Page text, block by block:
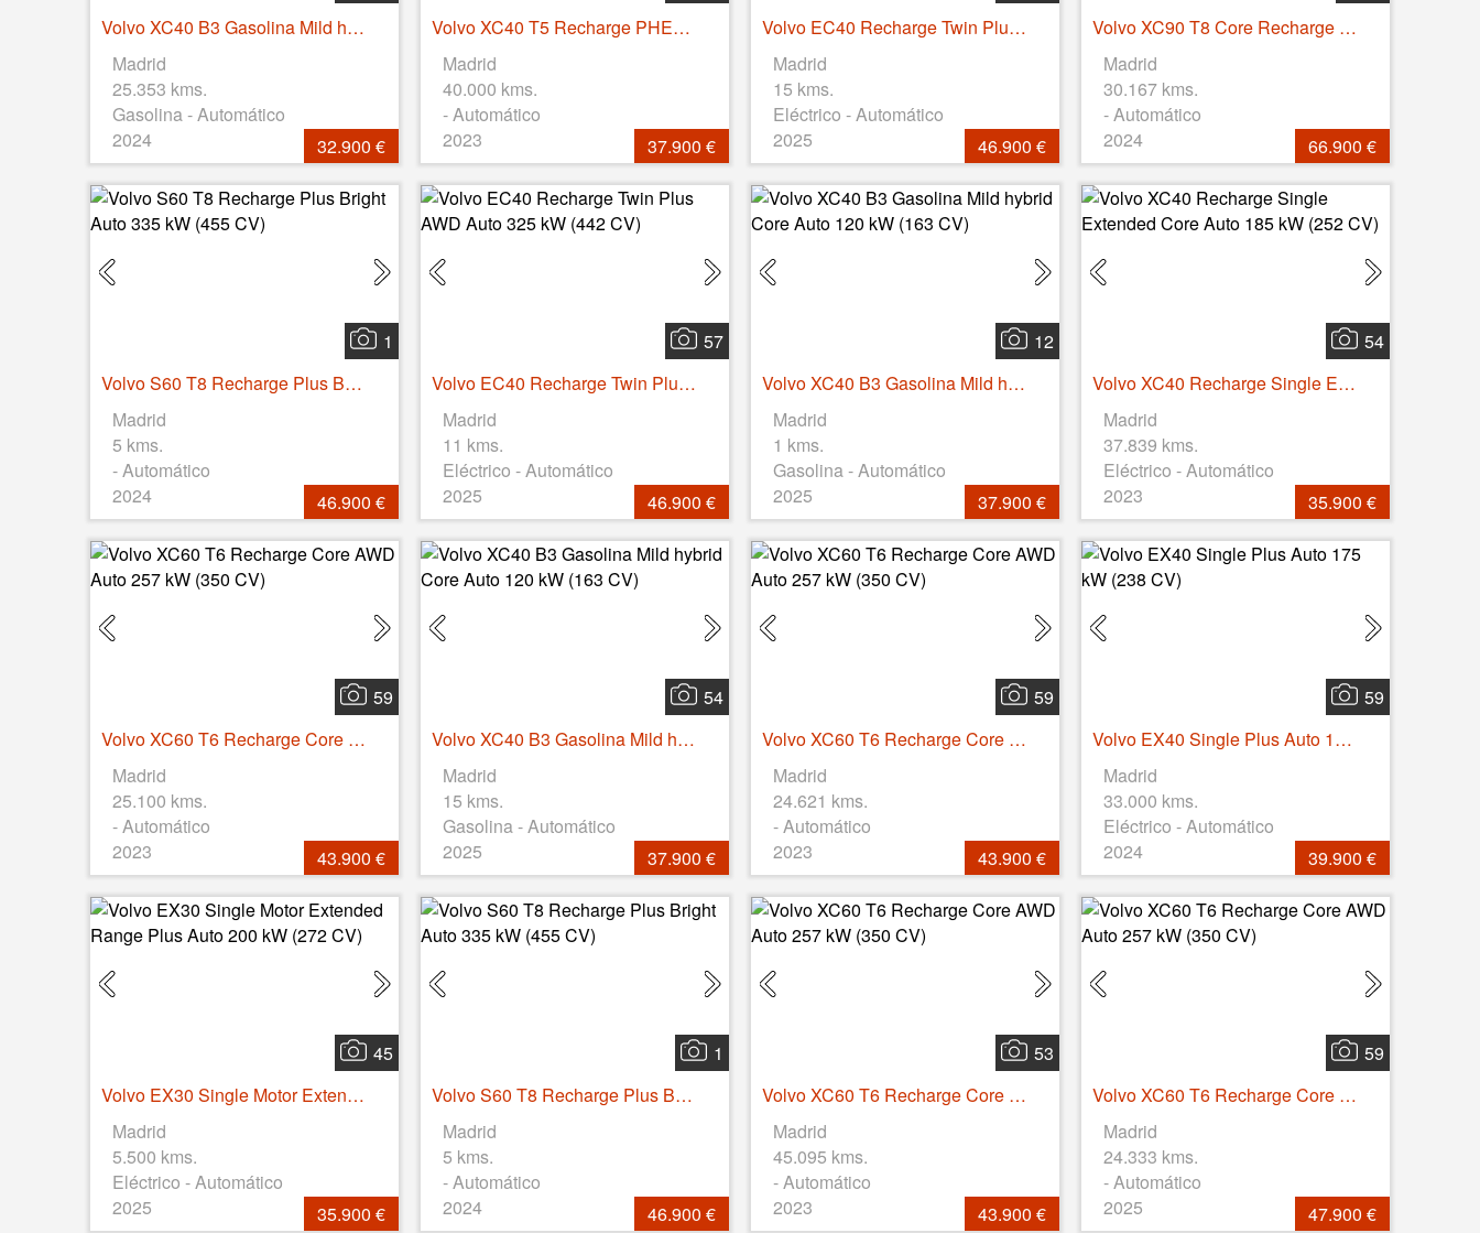
Volvo XC40 B3 Gasolina Mild hybrid Core Auto 120 kW (163 CV)
Madrid
25.353 kms.
Gasolina - Automático
2024
32.900 €
Volvo XC40 T5 Recharge PHEV Plus Dark Auto 193 kW (262 CV)
Madrid
40.000 kms.
- Automático
2023
37.900 €
Volvo EC40 Recharge Twin Plus AWD Auto 325 kW (442 CV)
Madrid
15 kms.
Eléctrico - Automático
2025
46.900 €
Volvo XC90 T8 Core Recharge AWD Auto 335 kW (455 CV)
Madrid
30.167 kms.
- Automático
2024
66.900 €
1
Volvo S60 T8 Recharge Plus Bright Auto 335 kW (455 CV)
Madrid
5 kms.
- Automático
2024
46.900 €
57
Volvo EC40 Recharge Twin Plus AWD Auto 325 kW (442 CV)
Madrid
11 kms.
Eléctrico - Automático
2025
46.900 €
12
Volvo XC40 B3 Gasolina Mild hybrid Core Auto 120 kW (163 CV)
Madrid
1 kms.
Gasolina - Automático
2025
37.900 €
54
Volvo XC40 Recharge Single Extended Core Auto 185 kW (252 CV)
Madrid
37.839 kms.
Eléctrico - Automático
2023
35.900 €
59
Volvo XC60 T6 Recharge Core AWD Auto 257 kW (350 CV)
Madrid
25.100 kms.
- Automático
2023
43.900 €
54
Volvo XC40 B3 Gasolina Mild hybrid Core Auto 120 kW (163 CV)
Madrid
15 kms.
Gasolina - Automático
2025
37.900 €
59
Volvo XC60 T6 Recharge Core AWD Auto 257 kW (350 CV)
Madrid
24.621 kms.
- Automático
2023
43.900 €
59
Volvo EX40 Single Plus Auto 175 kW (238 CV)
Madrid
33.000 kms.
Eléctrico - Automático
2024
39.900 €
45
Volvo EX30 Single Motor Extended Range Plus Auto 200 kW (272 CV)
Madrid
5.500 kms.
Eléctrico - Automático
2025
35.900 €
1
Volvo S60 T8 Recharge Plus Bright Auto 335 kW (455 CV)
Madrid
5 kms.
- Automático
2024
46.900 €
53
Volvo XC60 T6 Recharge Core AWD Auto 257 kW (350 CV)
Madrid
45.095 kms.
- Automático
2023
43.900 €
59
Volvo XC60 T6 Recharge Core AWD Auto 257 kW (350 CV)
Madrid
24.333 kms.
- Automático
2025
47.900 €